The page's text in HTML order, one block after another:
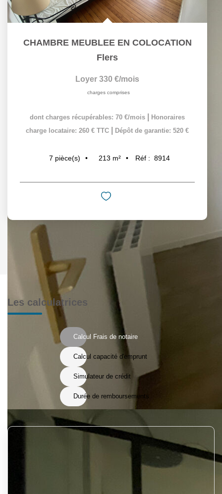
CHAMBRE MEUBLEE EN COLOCATION
Flers
Loyer 330 €/mois
charges comprises
dont charges récupérables: 70 €/mois
Honoraires
charge locataire: 260 € TTC
Dépôt de garantie: 520 €
7 pièce(s) 213 m² Réf : 8914
Les calculatrices
Calcul Frais de notaire
Calcul capacité d'emprunt
Simulateur de crédit
Durée de remboursements